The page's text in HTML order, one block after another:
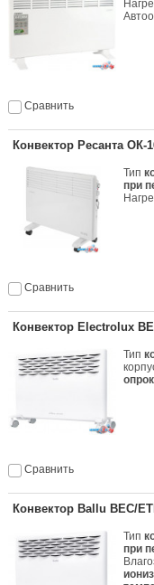
Сравнить
Конвектор Ресанта ОК-
Тип
при
Сравнить
Конвектор Electrolux
Тип
Сравнить
Конвектор Ballu BEC/
Тип
при